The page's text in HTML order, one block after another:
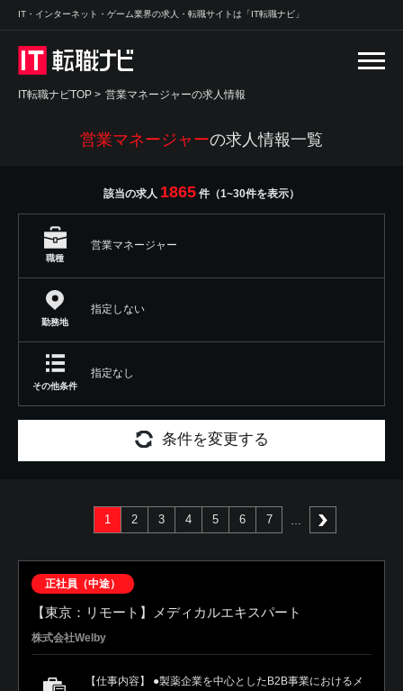
IT・インターネット・ゲーム業界の求人・転職サイトは「IT転職ナビ」
IT転職ナビTOP > 営業マネージャーの求人情報
営業マネージャーの求人情報一覧
該当の求人 1865 件（1~30件を表示）
職種
営業マネージャー
勤務地
指定しない
その他条件
指定なし
条件を変更する
1 2 3 4 5 6 7
正社員（中途）
【東京：リモート】メディカルエキスパート
株式会社Welby
【仕事内容】 ●製薬企業を中心としたB2B事業におけるメ